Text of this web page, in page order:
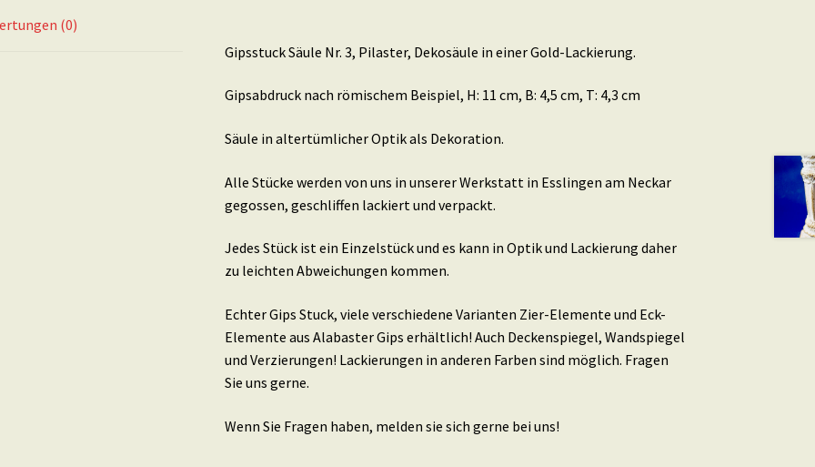
(0)
Gipsstuck Säule Nr. 3, Pilaster, Dekosäule in einer Gold-Lackierung.
Gipsabdruck nach römischem Beispiel, H: 11 cm, B: 4,5 cm, T: 4,3 cm
Säule in altertümlicher Optik als Dekoration.
Alle Stücke werden von uns in unserer Werkstatt in Esslingen am Neckar
gegossen, geschliffen lackiert und verpackt.
Jedes Stück ist ein Einzelstück und es kann in Optik und Lackierung daher
zu leichten Abweichungen kommen.
Echter Gips Stuck, viele verschiedene Varianten Zier-Elemente und Eck-
Elemente aus Alabaster Gips erhältlich! Auch Deckenspiegel, Wandspiegel
und Verzierungen! Lackierungen in anderen Farben sind möglich. Fragen
Sie uns gerne.
Wenn Sie Fragen haben, melden sie sich gerne bei uns!